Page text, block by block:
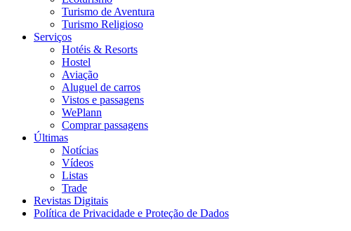
Turismo de Aventura
Turismo Religioso
Serviços
Hotéis & Resorts
Hostel
Aviação
Aluguel de carros
Vistos e passagens
WePlann
Comprar passagens
Últimas
Notícias
Vídeos
Listas
Trade
Revistas Digitais
Política de Privacidade e Proteção de Dados